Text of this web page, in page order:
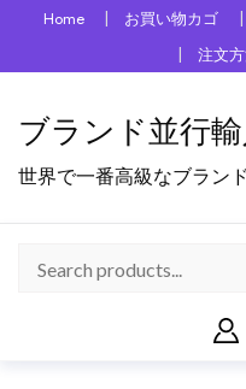
Home お買い物カゴ
注文
ブランド並行
世界で一番高級なブランド